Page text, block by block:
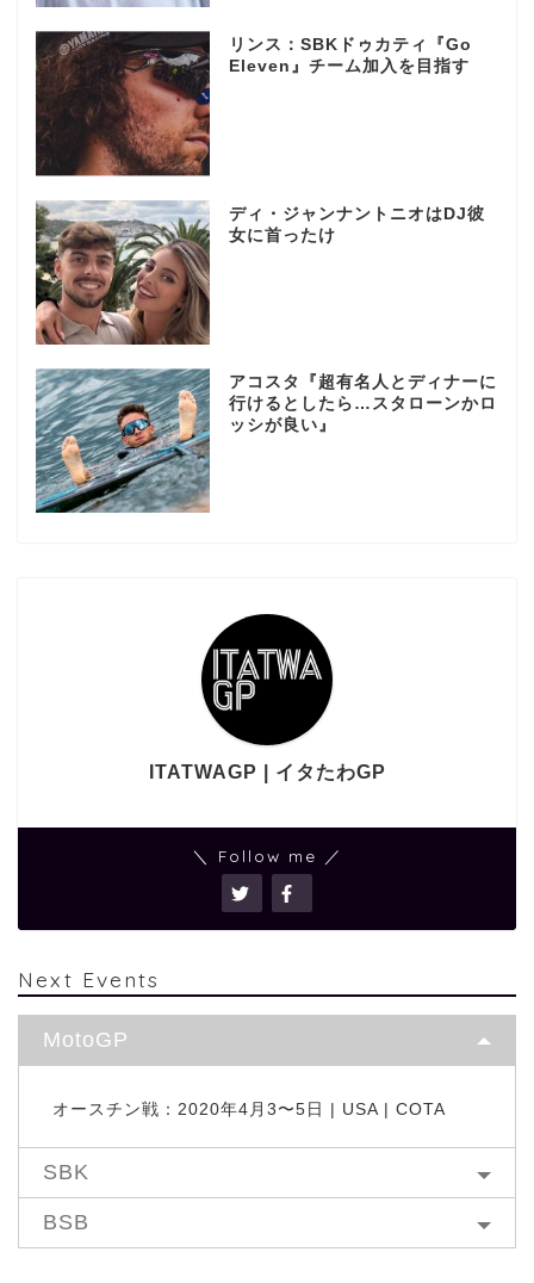
リンス：SBKドゥカティ『Go
Eleven』チーム加入を目指す
ディ・ジャンナントニオはDJ彼
女に首ったけ
アコスタ『超有名人とディナーに
行けるとしたら…スタローンかロ
ッシが良い』
ITATWAGP | イタたわGP
＼ Follow me ／
Next Events
MotoGP
オースチン戦：2020年4月3〜5日 | USA | COTA
SBK
BSB